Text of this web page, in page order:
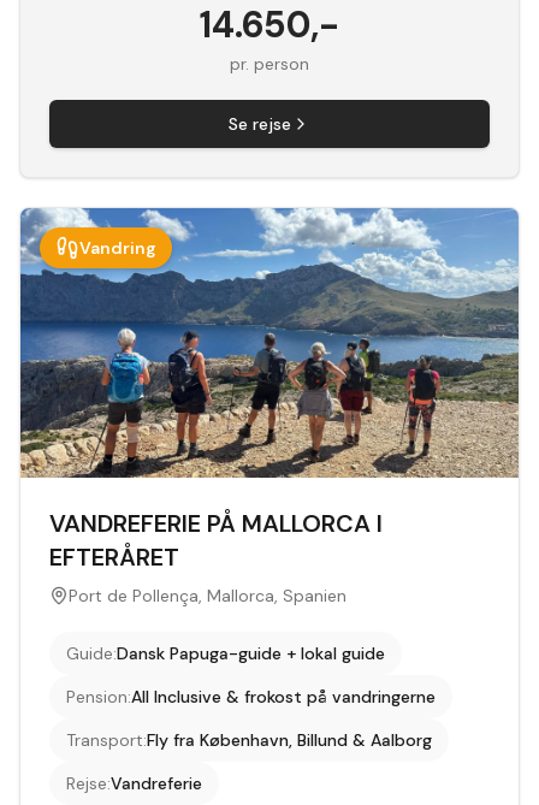
14.650,-
pr. person
Se rejse
Vandring
VANDREFERIE PÅ MALLORCA I
EFTERÅRET
Port de Pollença, Mallorca, Spanien
Guide:Dansk Papuga-guide + lokal guide
Pension:All Inclusive & frokost på vandringerne
Transport:Fly fra København, Billund & Aalborg
Rejse:Vandreferie